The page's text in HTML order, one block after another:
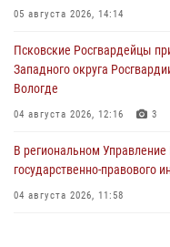
05 августа 2026, 14:14
Псковские Росгвардейцы
Западного округа
Вологде
04 августа 2026, 12:16 3
В региональном
государственно-правового
04 августа 2026, 11:58